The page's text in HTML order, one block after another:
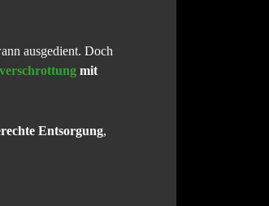
ausgedient. Doch
mit
Entsorgung,